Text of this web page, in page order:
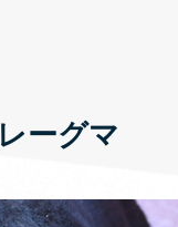
ーグマ